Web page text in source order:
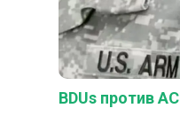
BDUs против